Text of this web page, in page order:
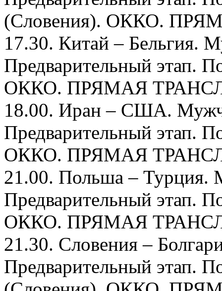
(Словения). ОККО.
17.30. Китай – Бельгия.
Предварительный этап.
ОККО. ПРЯМАЯ
18.00. Иран – США.
Предварительный этап.
ОККО. ПРЯМАЯ
21.00. Польша –
Предварительный этап.
ОККО. ПРЯМАЯ
21.30. Словения –
Предварительный этап.